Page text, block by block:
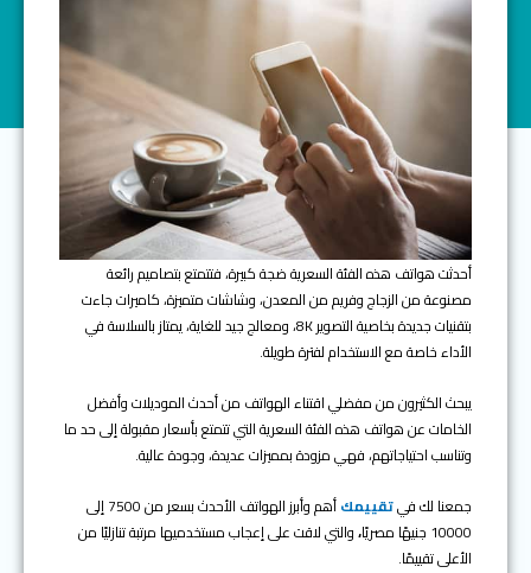
أحدثت هواتف هذه الفئة السعرية ضجة كبيرة، فتتمتع بتصاميم رائعة
مصنوعة من الزجاج وفريم من المعدن، وشاشات متميزة، كاميرات جاءت
بتقنيات جديدة بخاصية التصوير 8K، ومعالج جيد للغاية، يمتاز بالسلاسة في
الأداء خاصة مع الاستخدام لفترة طويلة.
يبحث الكثيرون من مفضلي اقتناء الهواتف من أحدث الموديلات وأفضل
الخامات عن هواتف هذه الفئة السعرية التي تتمتع بأسعار مقبولة إلى حد ما
وتناسب احتياجاتهم، فهي مزودة بمميزات عديدة، وجودة عالية.
جمعنا لك فيتقييمك
أهم وأبرز الهواتف الأحدث بسعر من 7500 إلى
10000 جنيهًا مصريًا
،والتي لاقت على إعجاب مستخدميها مرتبة تنازليًا من
الأعلى تقييمًا.